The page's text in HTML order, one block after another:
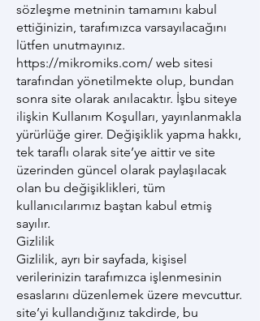
sözleşme metninin tamamını kabul
ettiğinizin, tarafımızca varsayılacağını
lütfen unutmayınız.
https://mikromiks.com/ web sitesi
tarafından yönetilmekte olup, bundan
sonra site olarak anılacaktır. İşbu siteye
ilişkin Kullanım Koşulları, yayınlanmakla
yürürlüğe girer. Değişiklik yapma hakkı,
tek taraflı olarak site’ye aittir ve site
üzerinden güncel olarak paylaşılacak
olan bu değişiklikleri, tüm
kullanıcılarımız baştan kabul etmiş
sayılır.
Gizlilik
Gizlilik, ayrı bir sayfada, kişisel
verilerinizin tarafımızca işlenmesinin
esaslarını düzenlemek üzere mevcuttur.
site’yi kullandığınız takdirde, bu